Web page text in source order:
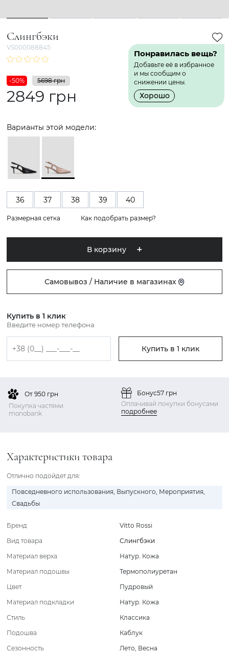
1 2 3 4 5
Слингбэки
VS000088845
Понравилась вещь?
Добавьте её в избранное
и мы сообщим о
снижении цены.
Хорошо
-50% 5698 грн
2849 грн
Варианты этой модели:
36 37 38 39 40
Размерная сетка Как подобрать размер?
В корзину
Самовывоз / Наличие в магазинах
Купить в 1 клик
Введите номер телефона
Купить в 1 клик
От 950 грн
Покупка частями
monobank
Бонус57 грн
Оплачивай покупки бонусами
подробнее
Характеристики товара
Отлично подойдет для:
Повседневного использования, Выпускного, Мероприятия,
Свадьбы
Бренд
Vitto Rossi
Вид товара
Слингбэки
Материал верха
Натур. Кожа
Материал подошвы
Термополиуретан
Цвет
Пудровый
Материал подкладки
Натур. Кожа
Стиль
Классика
Подошва
Каблук
Сезонность
Лето, Весна